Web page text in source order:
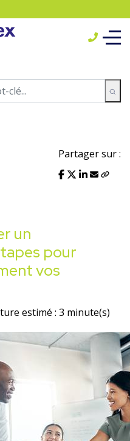
Partager sur :
un
pour
vos
estimé : 3 minute(s)